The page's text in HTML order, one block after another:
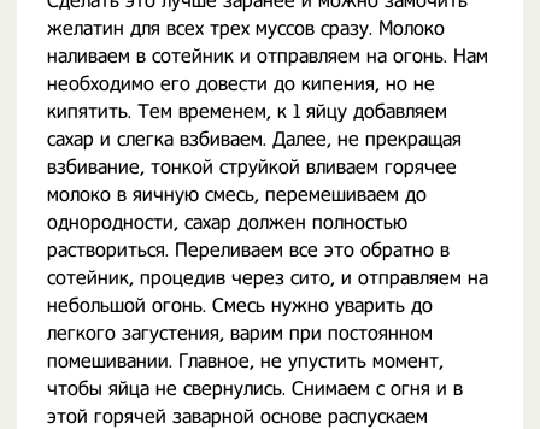
желатин для всех трех муссов сразу. Молоко
наливаем в сотейник и отправляем на огонь. Нам
необходимо его довести до кипения, но не
кипятить. Тем временем, к 1 яйцу добавляем
сахар и слегка взбиваем. Далее, не прекращая
взбивание, тонкой струйкой вливаем горячее
молоко в яичную смесь, перемешиваем до
однородности, сахар должен полностью
раствориться. Переливаем все это обратно в
сотейник, процедив через сито, и отправляем на
небольшой огонь. Смесь нужно уварить до
легкого загустения, варим при постоянном
помешивании. Главное, не упустить момент,
чтобы яйца не свернулись. Снимаем с огня и в
этой горячей заварной основе распускаем